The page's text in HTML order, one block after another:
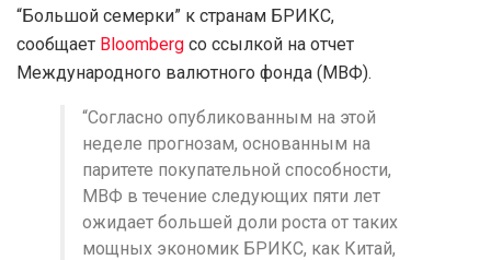
“Большой семерки” к странам БРИКС,
сообщает Bloomberg со ссылкой на отчет
Международного валютного фонда (МВФ).
“Согласно опубликованным на этой
неделе прогнозам, основанным на
паритете покупательной способности,
МВФ в течение следующих пяти лет
ожидает большей доли роста от таких
мощных экономик БРИКС, как Китай,